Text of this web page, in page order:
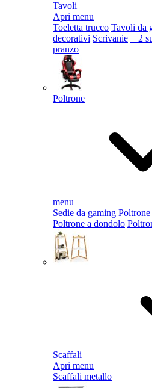
Tavoli
Apri menu
Toeletta trucco Tavoli da
decorativi Scrivanie + 2
pranzo
Poltrone
menu
Sedie da gaming
Poltrone a dondolo
Scaffali
Apri menu
Scaffali metallo